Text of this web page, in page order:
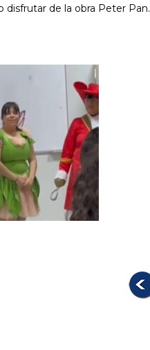
disfrutar de la obra Peter Pan.